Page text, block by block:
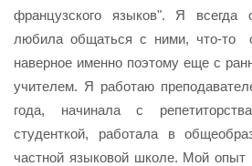
французского языков". Я всегда
любила общаться с ними, что-то
наверное именно поэтому еще с
учителем. Я работаю
года, начинала с
студенткой, работала в
частной языковой школе. Мой опыт